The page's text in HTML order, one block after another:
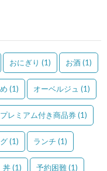
おにぎり (1) お酒(1)
(1) オーベルジュ (1)
プレミアム付き商品券(1)
(1) ランチ (1)
丼(1) 予約困難(1)